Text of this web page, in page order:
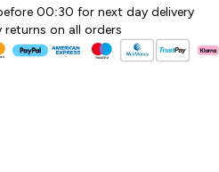
00:30 for next day delivery
returns on all orders